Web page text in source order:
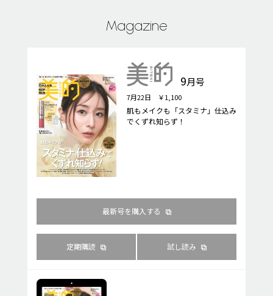
Magazine
9月号
7月22日 ￥1,100
肌もメイクも「スタミナ」仕込み
でくずれ知らず！
最新号を購入する
定期購読 試し読み